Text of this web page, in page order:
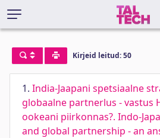
Kirjeid leitud: 50
1. India-Jaapani spetsiaalne
globaalne partnerlus - vastus
ookeani piirkonnas?. Indo-
and global partnership - an